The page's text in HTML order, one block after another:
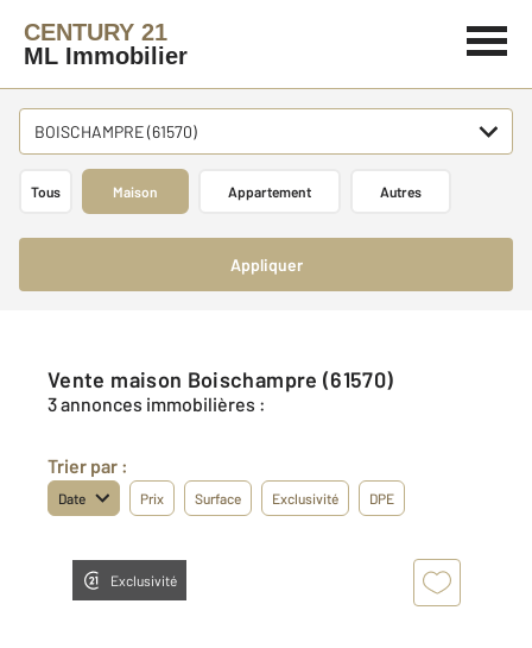
CENTURY 21
ML Immobilier
BOISCHAMPRE (61570)
Tous Maison Appartement Autres
Appliquer
Vente maison Boischampre (61570)
3 annonces immobilières :
Trier par :
Date Prix Surface Exclusivité DPE
Exclusivité